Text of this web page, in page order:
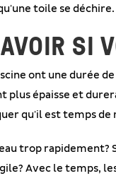
toile se déchire.
SI
ont une durée
épaisse et
qu’il est temps
trop
Avec le temps,